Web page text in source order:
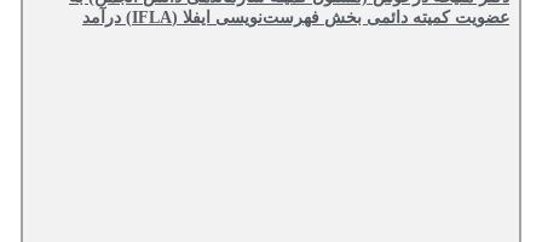
عضویت کمیته دائمی بخش فهرست‌نویسی ایفلا (IFLA) درآمد